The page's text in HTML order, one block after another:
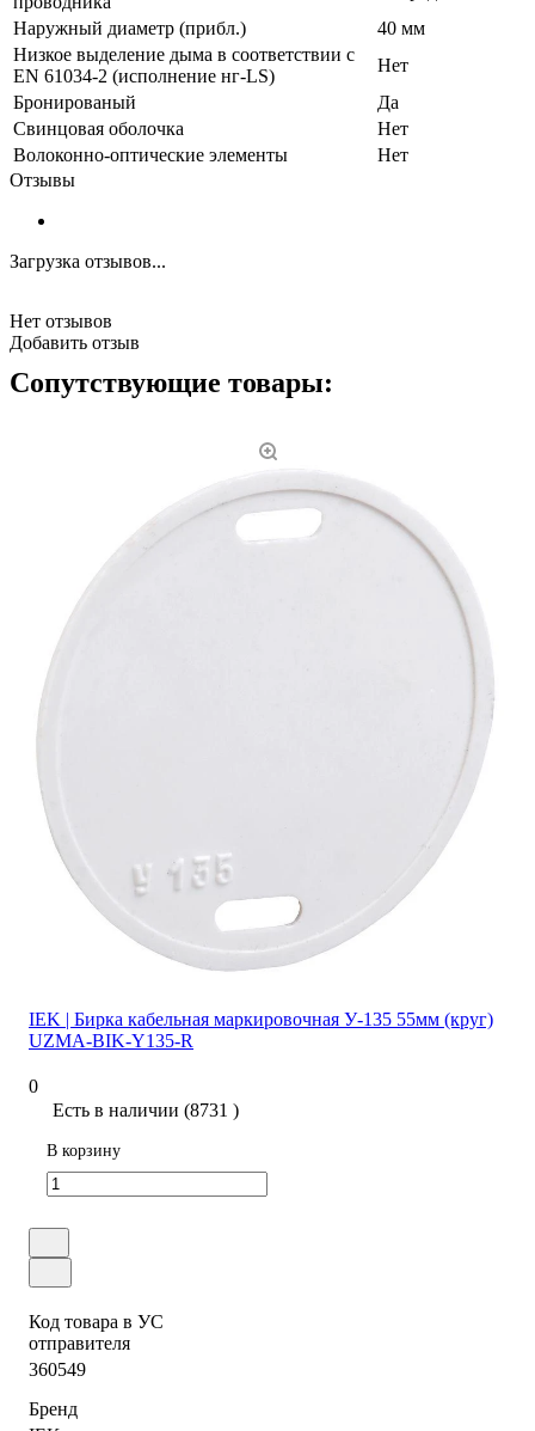
Наружный диаметр (прибл.)
40 мм
Низкое выделение дыма в соответствии с
EN 61034-2 (исполнение нг-LS)
Нет
Бронированый
Да
Свинцовая оболочка
Нет
Волоконно-оптические элементы
Нет
Отзывы
Загрузка отзывов...
Нет отзывов
Добавить отзыв
Сопутствующие товары:
IEK | Бирка кабельная маркировочная У-135 55мм (круг)
UZMA-BIK-Y135-R
0
Есть в наличии (8731 )
В корзину
Код товара в УС
отправителя
360549
Бренд